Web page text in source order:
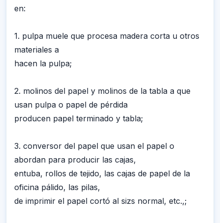
en:
1. pulpa muele que procesa madera corta u otros
materiales a
hacen la pulpa;
2. molinos del papel y molinos de la tabla a que
usan pulpa o papel de pérdida
producen papel terminado y tabla;
3. conversor del papel que usan el papel o
abordan para producir las cajas,
entuba, rollos de tejido, las cajas de papel de la
oficina pálido, las pilas,
de imprimir el papel cortó al sizs normal, etc.,;